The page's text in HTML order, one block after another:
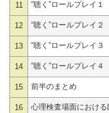
11 “聴く”ロールプレイ１
12 “聴く”ロールプレイ２
13 “聴く”ロールプレイ３
14 “聴く”ロールプレイ４
15 前半のまとめ
16 心理検査場面におけ